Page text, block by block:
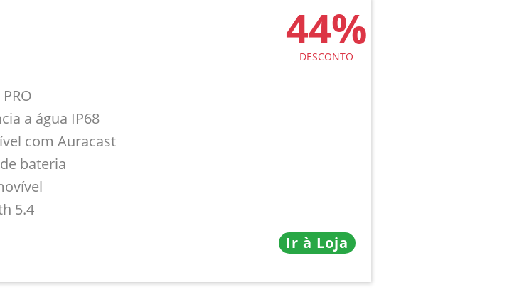
44%
DESCONTO
a água IP68
com Auracast
bateria
5.4
Ir à Loja